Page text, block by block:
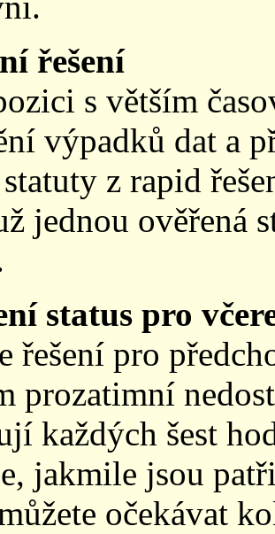
řešení
s větším
výpadků dat a
z rapid
jednou ověřená
status pro
řešení pro
prozatimní
každých šest
jakmile jsou
očekávat